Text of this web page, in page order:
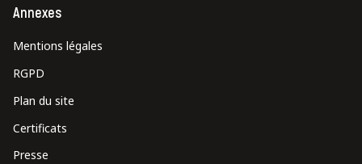
Annexes
Mentions légales
RGPD
Plan du site
Certificats
Presse